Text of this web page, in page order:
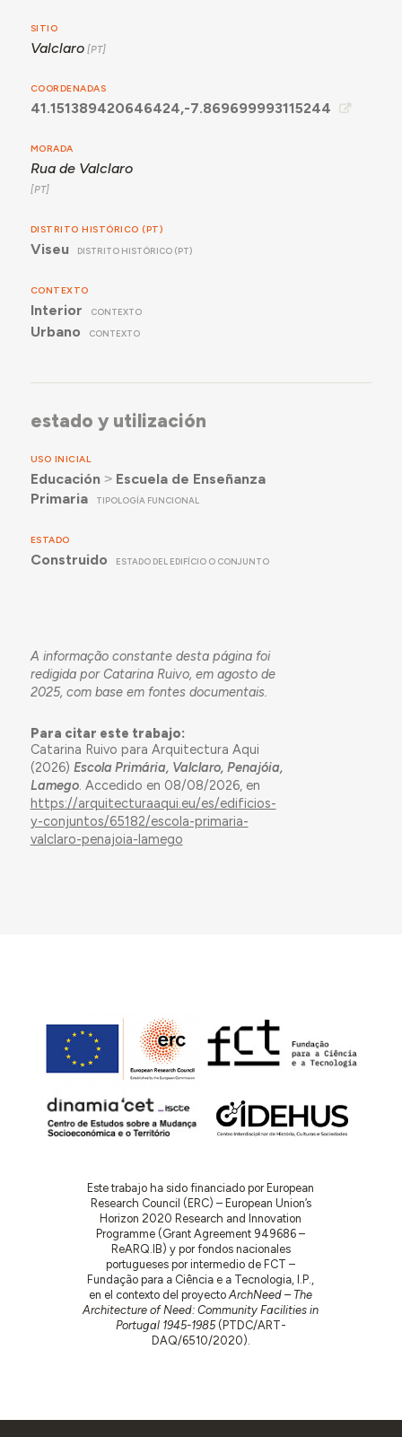
SITIO
Valclaro
COORDENADAS
41.151389420646424,-7.869699993115244
MORADA
Rua de Valclaro
DISTRITO HISTÓRICO (PT)
Viseu DISTRITO HISTÓRICO (PT)
CONTEXTO
Interior CONTEXTO
Urbano CONTEXTO
estado y utilización
USO INICIAL
Educación ˃ Escuela de Enseñanza
Primaria
TIPOLOGÍA FUNCIONAL
ESTADO
Construido ESTADO DEL EDIFÍCIO O CONJUNTO
A informação constante desta página foi
redigida por Catarina Ruivo, em agosto de
2025, com base em fontes documentais.
Para citar este trabajo:
Catarina Ruivo para Arquitectura Aqui
(2026) Escola Primária, Valclaro, Penajóia,
Lamego. Accedido en 08/08/2026, en
https://arquitecturaaqui.eu/es/edificios-
y-conjuntos/65182/escola-primaria-
valclaro-penajoia-lamego
Este trabajo ha sido financiado por European
Research Council (ERC) – European Union’s
Horizon 2020 Research and Innovation
Programme (Grant Agreement 949686 –
ReARQ.IB) y por fondos nacionales
portugueses por intermedio de FCT –
Fundação para a Ciência e a Tecnologia, I.P.,
en el contexto del proyectoArchNeed – The
Architecture of Need: Community Facilities in
Portugal 1945-1985(PTDC/ART-
DAQ/6510/2020).